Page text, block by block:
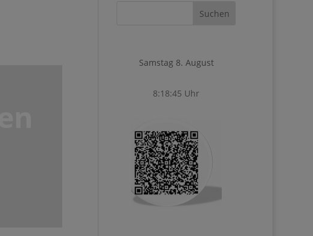
Samstag 8. August
8:18:45 Uhr